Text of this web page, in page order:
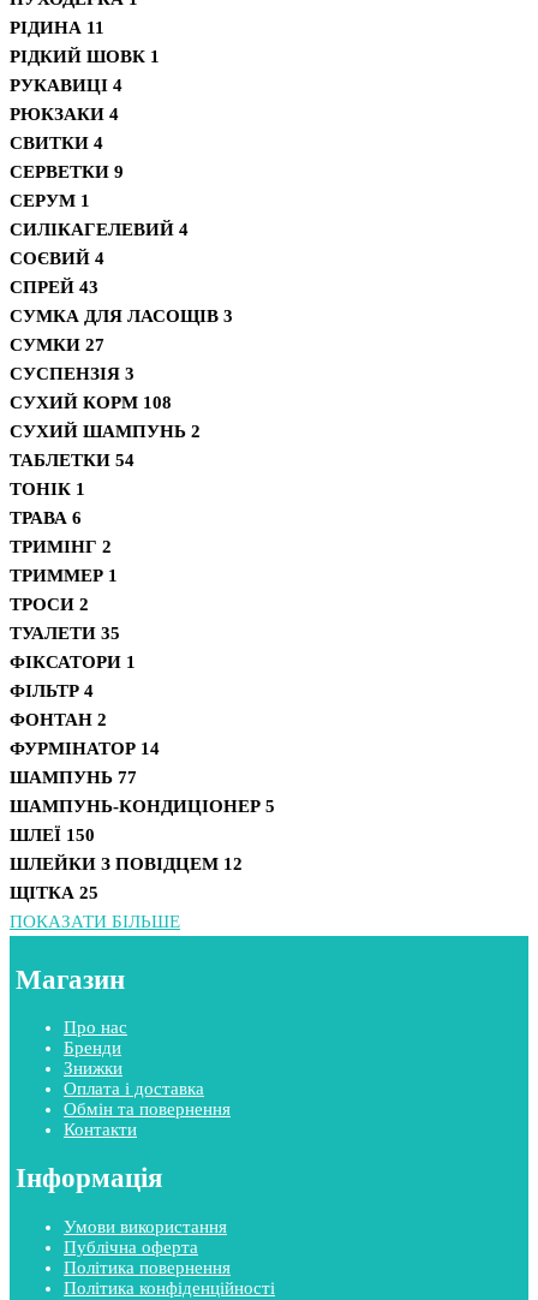
РІДИНА 11
РІДКИЙ ШОВК 1
РУКАВИЦІ 4
РЮКЗАКИ 4
СВИТКИ 4
СЕРВЕТКИ 9
СЕРУМ 1
СИЛІКАГЕЛЕВИЙ 4
СОЄВИЙ 4
СПРЕЙ 43
СУМКА ДЛЯ ЛАСОЩІВ 3
СУМКИ 27
СУСПЕНЗІЯ 3
СУХИЙ КОРМ 108
СУХИЙ ШАМПУНЬ 2
ТАБЛЕТКИ 54
ТОНІК 1
ТРАВА 6
ТРИМІНГ 2
ТРИММЕР 1
ТРОСИ 2
ТУАЛЕТИ 35
ФІКСАТОРИ 1
ФІЛЬТР 4
ФОНТАН 2
ФУРМІНАТОР 14
ШАМПУНЬ 77
ШАМПУНЬ-КОНДИЦІОНЕР 5
ШЛЕЇ 150
ШЛЕЙКИ З ПОВІДЦЕМ 12
ЩІТКА 25
ПОКАЗАТИ БІЛЬШЕ
Магазин
Про нас
Бренди
Знижки
Оплата і доставка
Обмін та повернення
Контакти
Інформація
Умови використання
Публічна оферта
Політика повернення
Політика конфіденційності